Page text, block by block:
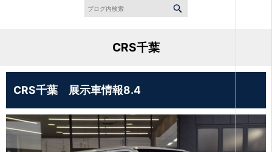
CRS千葉
CRS千葉 展示車情報8.4